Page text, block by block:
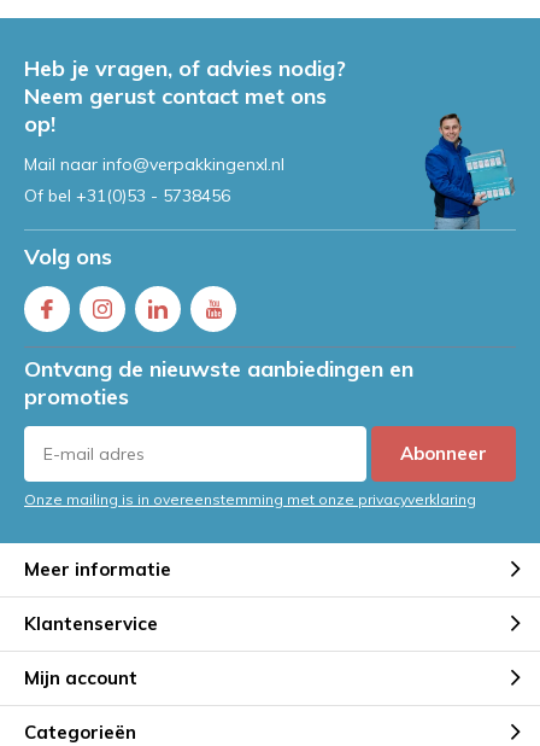
Heb je vragen, of advies nodig?
Neem gerust contact met ons
op!
Mail naar info@verpakkingenxl.nl
Of bel +31(0)53 - 5738456
Volg ons
Ontvang de nieuwste aanbiedingen en
promoties
Abonneer
Onze mailing is in overeenstemming met onze privacyverklaring
Meer informatie
Klantenservice
Mijn account
Categorieën